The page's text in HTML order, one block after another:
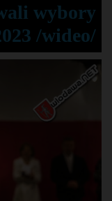
wybory
/wideo/